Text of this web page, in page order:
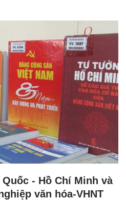
- Hồ Chí Minh và
văn hóa-VHNT